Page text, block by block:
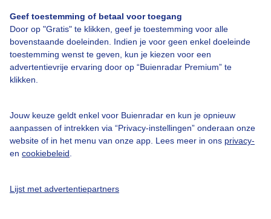
Geef toestemming of betaal voor toegang
Door op "Gratis" te klikken, geef je toestemming voor alle
bovenstaande doeleinden. Indien je voor geen enkel doeleinde
toestemming wenst te geven, kun je kiezen voor een
advertentievrije ervaring door op “Buienradar Premium” te
klikken.
Jouw keuze geldt enkel voor Buienradar en kun je opnieuw
aanpassen of intrekken via “Privacy-instellingen” onderaan onze
website of in het menu van onze app. Lees meer in ons privacy-
en cookiebeleid
Lijst met advertentiepartners
Bedrijfsgegevens
Veelgestelde vragen
Toegankelijkheid